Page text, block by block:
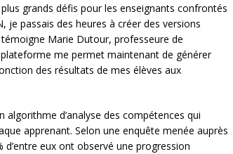
plus grands défis pour les enseignants confrontés
je passais des heures à créer des versions
Marie Dutour, professeure de
me permet maintenant de générer
des résultats de mes élèves aux
d’analyse des compétences qui
apprenant. Selon une enquête menée auprès
eux ont observé une progression